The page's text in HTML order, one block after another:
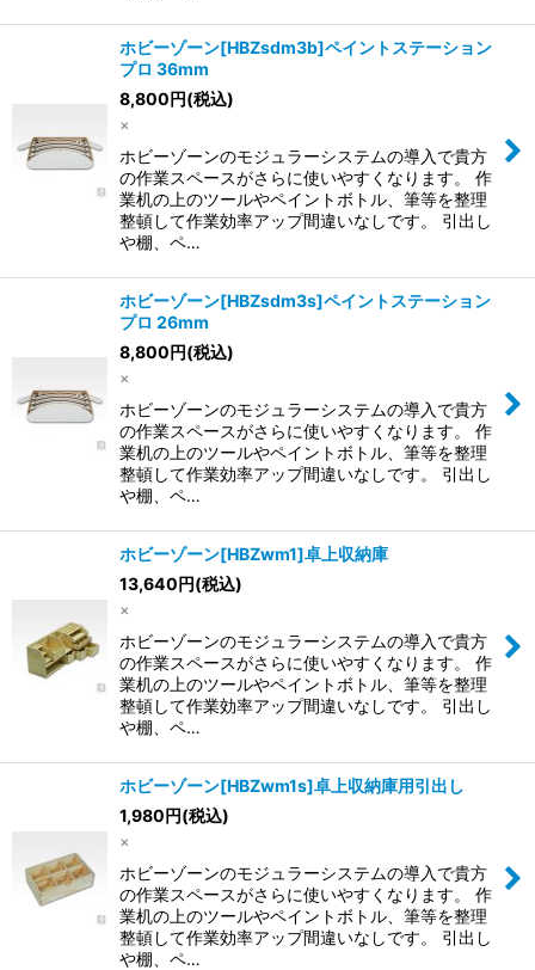
ホビーゾーン[HBZsdm3b]ペイントステーション
プロ 36mm
8,800円(税込)
×
ホビーゾーンのモジュラーシステムの導入で貴方
の作業スペースがさらに使いやすくなります。 作
業机の上のツールやペイントボトル、筆等を整理
整頓して作業効率アップ間違いなしです。 引出し
や棚、ペ…
ホビーゾーン[HBZsdm3s]ペイントステーション
プロ 26mm
8,800円(税込)
×
ホビーゾーンのモジュラーシステムの導入で貴方
の作業スペースがさらに使いやすくなります。 作
業机の上のツールやペイントボトル、筆等を整理
整頓して作業効率アップ間違いなしです。 引出し
や棚、ペ…
ホビーゾーン[HBZwm1]卓上収納庫
13,640円(税込)
×
ホビーゾーンのモジュラーシステムの導入で貴方
の作業スペースがさらに使いやすくなります。 作
業机の上のツールやペイントボトル、筆等を整理
整頓して作業効率アップ間違いなしです。 引出し
や棚、ペ…
ホビーゾーン[HBZwm1s]卓上収納庫用引出し
1,980円(税込)
×
ホビーゾーンのモジュラーシステムの導入で貴方
の作業スペースがさらに使いやすくなります。 作
業机の上のツールやペイントボトル、筆等を整理
整頓して作業効率アップ間違いなしです。 引出し
や棚、ペ…